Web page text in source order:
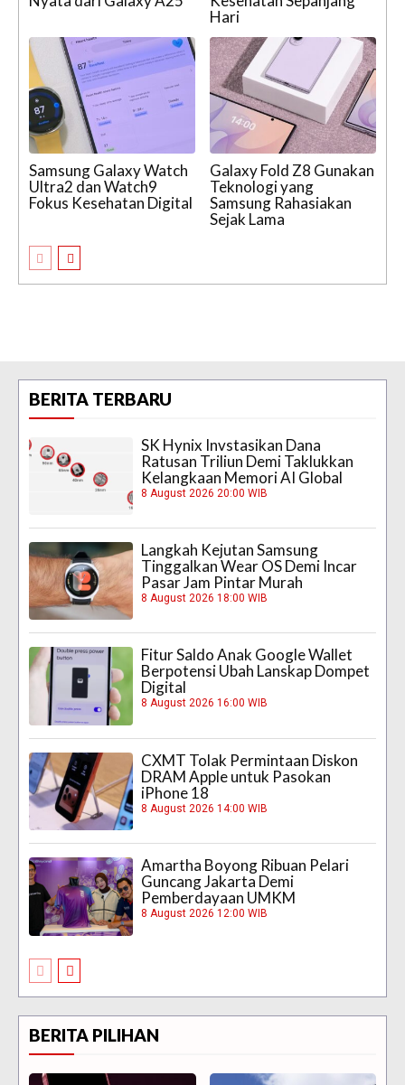
Hari
Samsung Galaxy Watch
Ultra2 dan Watch9
Fokus Kesehatan Digital
Galaxy Fold Z8 Gunakan
Teknologi yang
Samsung Rahasiakan
Sejak Lama
BERITA TERBARU
SK Hynix Invstasikan Dana
Ratusan Triliun Demi Taklukkan
Kelangkaan Memori AI Global
8 August 2026 20:00 WIB
Langkah Kejutan Samsung
Tinggalkan Wear OS Demi Incar
Pasar Jam Pintar Murah
8 August 2026 18:00 WIB
Fitur Saldo Anak Google Wallet
Berpotensi Ubah Lanskap Dompet
Digital
8 August 2026 16:00 WIB
CXMT Tolak Permintaan Diskon
DRAM Apple untuk Pasokan
iPhone 18
8 August 2026 14:00 WIB
Amartha Boyong Ribuan Pelari
Guncang Jakarta Demi
Pemberdayaan UMKM
8 August 2026 12:00 WIB
BERITA PILIHAN